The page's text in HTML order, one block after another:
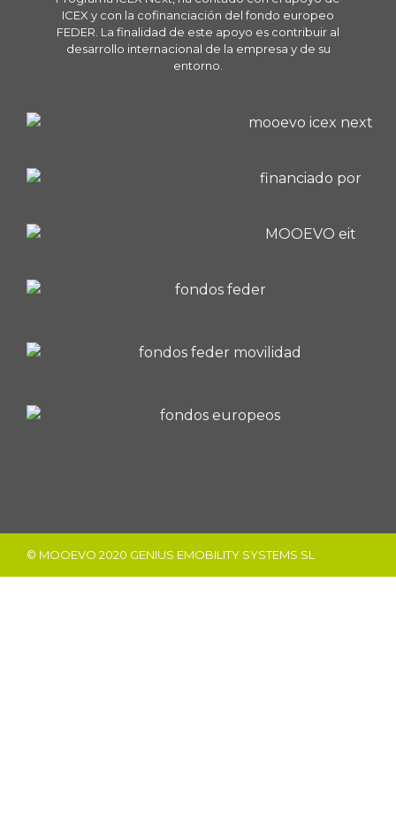
ICEX y con la cofinanciación del fondo europeo
FEDER. La finalidad de este apoyo es contribuir al
desarrollo internacional de la empresa y de su
entorno.
© MOOEVO 2020 GENIUS EMOBILITY SYSTEMS SL